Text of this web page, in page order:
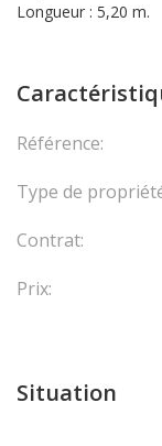
Longueur : 5,20 m.
Référence:
Type de
Contrat:
Prix:
Situation